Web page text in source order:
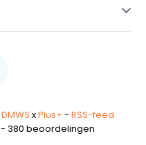
DMWS xPlus+ - RSS-feed
- 380 beoordelingen